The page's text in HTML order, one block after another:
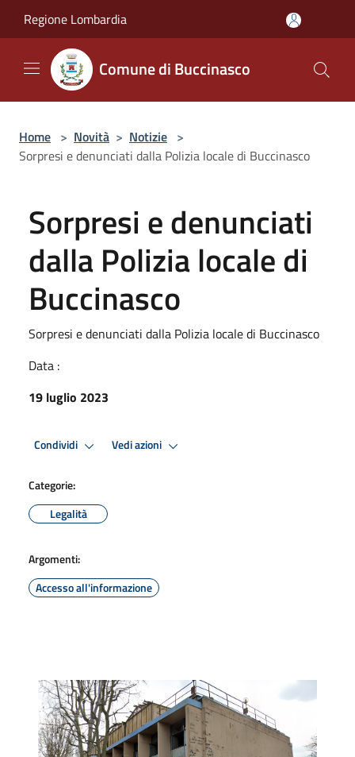
Regione Lombardia
Comune di Buccinasco
Home > Novità > Notizie >
Sorpresi e denunciati dalla Polizia locale di Buccinasco
Sorpresi e denunciati
dalla Polizia locale di
Buccinasco
Sorpresi e denunciati dalla Polizia locale di Buccinasco
Data :
19 luglio 2023
Condividi Vedi azioni
Categorie:
Legalità
Argomenti:
Accesso all'informazione